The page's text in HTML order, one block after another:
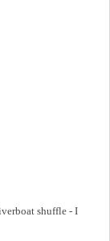
shuffle - I